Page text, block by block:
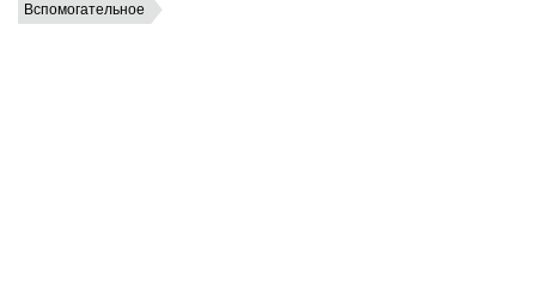
Вспомогательное